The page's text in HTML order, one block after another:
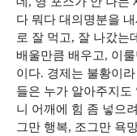
다 뭐다 대의명분을
로 잘 먹고, 잘 나갔는
배울만큼 배우고, 이
이다. 경제는 불황이
들은 누가 알아주지도
니 어깨에 힘 좀 넣으
그만 행복, 조그만 욕